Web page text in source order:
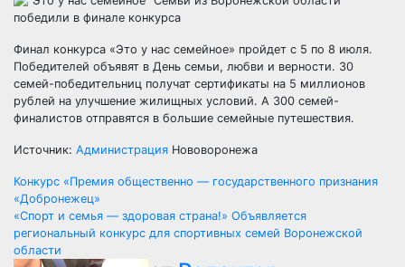
Финал конкурса «Это у нас семейное» пройдет с 5 по 8 июля.
Победителей объявят в День семьи, любви и верности. 30
семей-победительниц получат сертификаты на 5 миллионов
рублей на улучшение жилищных условий. А 300 семей-
финалистов отправятся в большие семейные путешествия.
Источник: Администрация Нововоронежа
Навигация
по
записям
Конкурс «Премия общественно — государственного признания
«Добронежец»
«Спорт и семья — здоровая страна!» Объявляется
региональный конкурс для спортивных семей Воронежской
области